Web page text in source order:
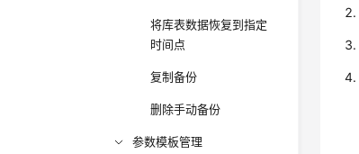
将库表数据恢复到指定
时间点
复制备份
删除手动备份
参数模板管理